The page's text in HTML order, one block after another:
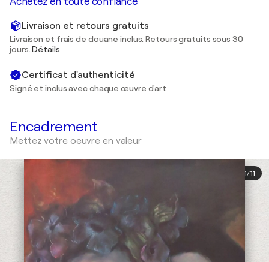
Livraison et retours gratuits
Livraison et frais de douane inclus. Retours gratuits sous 30
jours.Détails
Certificat d'authenticité
Signé et inclus avec chaque œuvre d'art
Encadrement
Mettez votre oeuvre en valeur
1/11